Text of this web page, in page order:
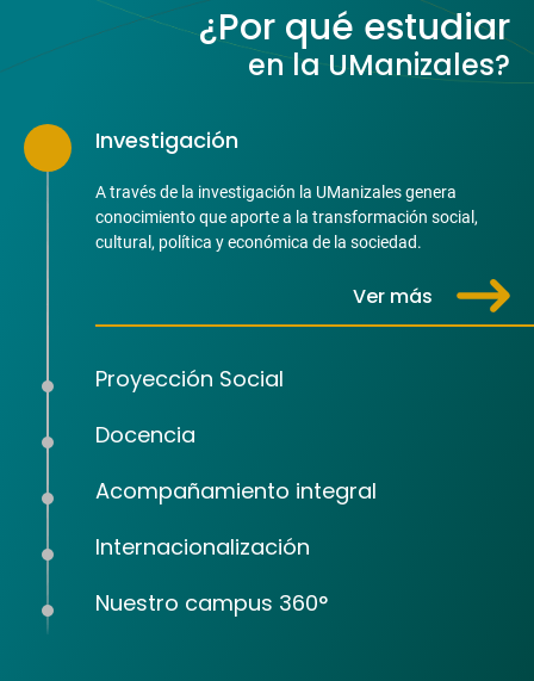
¿Por qué estudiar
en la UManizales?
Investigación
A través de la investigación la UManizales genera
conocimiento que aporte a la transformación social,
cultural, política y económica de la sociedad.
Ver más
Proyección Social
Docencia
Acompañamiento integral
Internacionalización
Nuestro campus 360°